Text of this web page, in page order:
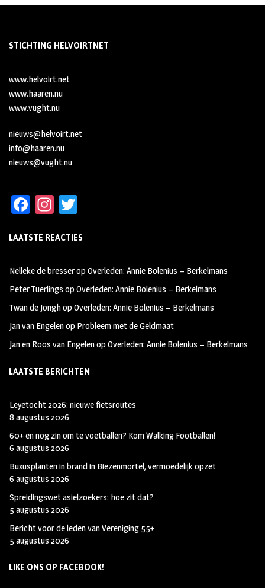
STICHTING HELVOIRTNET
www.helvoirt.net
www.haaren.nu
www.vught.nu
nieuws@helvoirt.net
info@haaren.nu
nieuws@vught.nu
Fa
b
oo
k
In
ag
m
tt
LAATSTE REACTIES
Nelleke de bresseropOverleden: Annie Bolenius – Berkelmans
Peter Tuerlings opOverleden: Annie Bolenius – Berkelmans
Twan de JonghopOverleden: Annie Bolenius – Berkelmans
Jan van Engelenop Probleem met de Geldmaat
Jan en Roos van EngelenopOverleden: Annie Bolenius – Berkelmans
LAATSTE BERICHTEN
Leyetocht 2026: nieuwe fietsroutes
8 augustus 2026
60+ en nog zin om te voetballen? Kom Walking Footballen!
6 augustus 2026
Buxusplanten in brand in Biezenmortel, vermoedelijk opzet
6 augustus 2026
Spreidingswet asielzoekers: hoe zit dat?
5 augustus 2026
Bericht voor de leden van Vereniging 55+
5 augustus 2026
LIKE ONS OP FACEBOOK!